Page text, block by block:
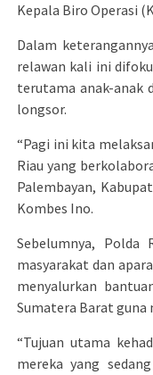
Kepala Biro Operasi
Dalam
relawan kali ini
terutama anak-anak
longsor.
“Pagi ini kita
Riau yang
Palembayan,
Kombes Ino.
Sebelumnya,
masyarakat dan
menyalurkan
Sumatera Barat
“Tujuan utama
mereka yang